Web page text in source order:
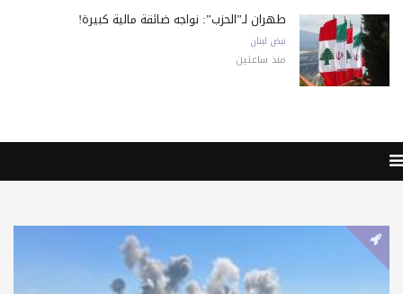
طهران لـ”الحزب”: نواجه ضائقة مالية كبيرة!
نبض لبنان
منذ ساعتين